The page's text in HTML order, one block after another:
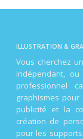
ILLUSTRATION &
Vous cherchez
indépendant,
professionnel
graphismes
publicité et la
création de
pour les